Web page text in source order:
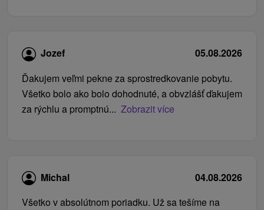
Jozef
05.08.2026
Ďakujem veľmi pekne za sprostredkovanie pobytu.
Všetko bolo ako bolo dohodnuté, a obvzlášť ďakujem
za rýchlu a promptnú... Zobrazit více
Michal
04.08.2026
Všetko v absolútnom poriadku. Už sa tešíme na